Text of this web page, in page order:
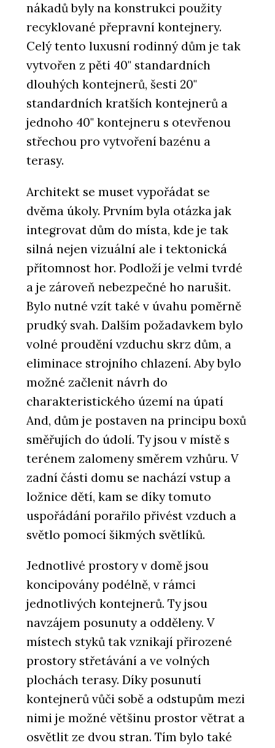
nákadů byly na konstrukci použity
recyklované přepravní kontejnery.
Celý tento luxusní rodinný dům je tak
vytvořen z pěti 40" standardních
dlouhých kontejnerů, šesti 20"
standardních kratších kontejnerů a
jednoho 40" kontejneru s otevřenou
střechou pro vytvoření bazénu a
terasy.
Architekt se muset vypořádat se
dvěma úkoly. Prvním byla otázka jak
integrovat dům do místa, kde je tak
silná nejen vizuální ale i tektonická
přítomnost hor. Podloží je velmi tvrdé
a je zároveň nebezpečné ho narušit.
Bylo nutné vzít také v úvahu poměrně
prudký svah. Dalším požadavkem bylo
volné proudění vzduchu skrz dům, a
eliminace strojního chlazení. Aby bylo
možné začlenit návrh do
charakteristického území na úpatí
And, dům je postaven na principu boxů
směřujích do údolí. Ty jsou v místě s
terénem zalomeny směrem vzhůru. V
zadní části domu se nachází vstup a
ložnice dětí, kam se díky tomuto
uspořádání porařilo přivést vzduch a
světlo pomocí šikmých světlíků.
Jednotlivé prostory v domě jsou
koncipovány podélně, v rámci
jednotlivých kontejnerů. Ty jsou
navzájem posunuty a odděleny. V
místech styků tak vznikají přirozené
prostory střetávání a ve volných
plochách terasy. Díky posunutí
kontejnerů vůči sobě a odstupům mezi
nimi je možné většinu prostor větrat a
osvětlit ze dvou stran. Tím bylo také